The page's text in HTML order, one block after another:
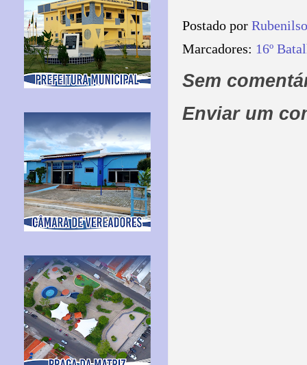
Postado por
Marcadores: 16º
Sem
Enviar um